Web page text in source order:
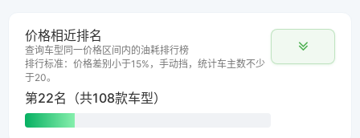
价格相近排名
查询车型同一价格区间内的油耗排行榜
排行标准：价格差别小于15%，手动挡，统计车主数不少
于20。
第22名（共108款车型）